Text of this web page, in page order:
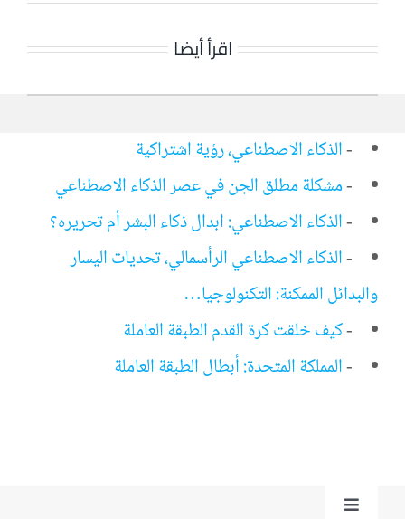
اقرأ أيضا
-الذكاء الاصطناعي، رؤية اشتراكية
-مشكلة مطلق الجن في عصر الذكاء الاصطناعي
-الذكاء الاصطناعي: ابدال ذكاء البشر أم تحريره؟
-الذكاء الاصطناعي الرأسمالي، تحديات اليسار
والبدائل الممكنة: التكنولوجيا…
-كيف خلقت كرة القدم الطبقة العاملة
-المملكة المتحدة: أبطال الطبقة العاملة